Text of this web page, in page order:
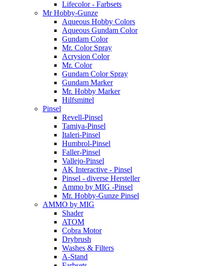
Lifecolor - Farbsets
Mr Hobby-Gunze
Aqueous Hobby Colors
Aqueous Gundam Color
Gundam Color
Mr. Color Spray
Acrysion Color
Mr. Color
Gundam Color Spray
Gundam Marker
Mr. Hobby Marker
Hilfsmittel
Pinsel
Revell-Pinsel
Tamiya-Pinsel
Italeri-Pinsel
Humbrol-Pinsel
Faller-Pinsel
Vallejo-Pinsel
AK Interactive - Pinsel
Pinsel - diverse Hersteller
Ammo by MIG -Pinsel
Mr. Hobby-Gunze Pinsel
AMMO by MIG
Shader
ATOM
Cobra Motor
Drybrush
Washes & Filters
A-Stand